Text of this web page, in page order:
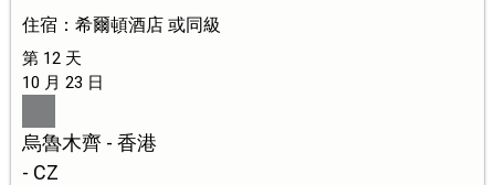
住宿：希爾頓酒店 或同級
第 12 天
10 月 23 日
烏魯木齊 - 香港
- CZ